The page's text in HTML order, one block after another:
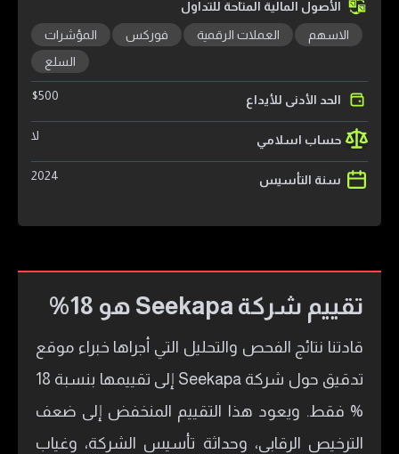
الأصول المالية المتاحة للتداول
الاسهم العملات الرقمية فوركس
المؤشرات
السلع
الحد الأدنى للأيداع $500
حساب اسلامي لا
سنة التأسيس 2024
تقييم شركة Seekapa هو 18%
قادتنا نتائج الفحص والتحليل التي أجراها خبراء موقع
تدقيق حول شركة Seekapa إلى تقييمها بنسبة 18
% فقط. ويعود هذا التقييم المنخفض إلى ضعف
الترخيص الرقابي، وحداثة تأسيس الشركة، وغياب